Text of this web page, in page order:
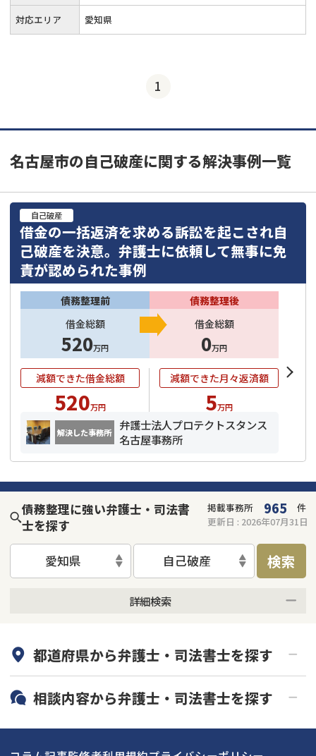
対応エリア 愛知県
1
名古屋市の自己破産に関する解決事例一覧
自己破産
借金の一括返済を求める訴訟を起こされ自
己破産を決意。弁護士に依頼して無事に免
責が認められた事例
債務整理前
借金総額
520万円
債務整理後
借金総額
0万円
減額できた借金総額
520万円
減額できた月々返済額
5万円
解決した事務所
弁護士法人プロテクトスタンス
名古屋事務所
債務整理に強い弁護士・司法書
士を探す
掲載事務所 965
件
更新日 : 2026年07月31日
愛知県 自己破産 検索
詳細検索
初回相談無料
土日祝の相談可能
都道府県から弁護士・司法書士を探す
北海道・東北
北海道 青森県
関東
相談内容から弁護士・司法書士を探す